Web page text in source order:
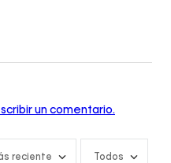
un comentario.
reciente Todos